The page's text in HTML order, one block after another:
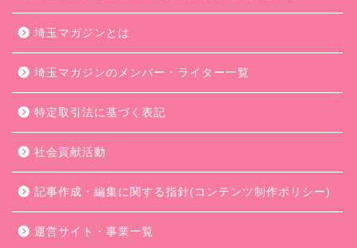
埼玉マガジンとは
埼玉マガジンのメンバー・ライター一覧
特定取引法に基づく表記
社会貢献活動
記事作成・編集に関する指針(コンテンツ制作ポリシー)
運営サイト・事業一覧